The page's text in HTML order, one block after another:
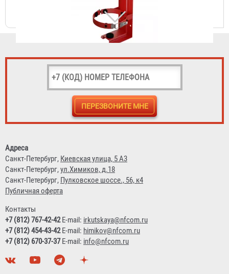
Кронштейн транспортный КТХ-8 "БАЛТИКА" (для
Адреса
Санкт-Петербург, Киевская улица, 5 А3
Санкт-Петербург,ул.Химиков, д.18
Санкт-Петербург, Пулковское шоссе., 56, к4
Публичная оферта
Контакты
+7 (812) 767-42-42E-mail: irkutskaya@nfcom.ru
+7 (812) 454-43-42E-mail: himikov@nfcom.ru
+7 (812) 670-37-37E-mail: info@nfcom.ru